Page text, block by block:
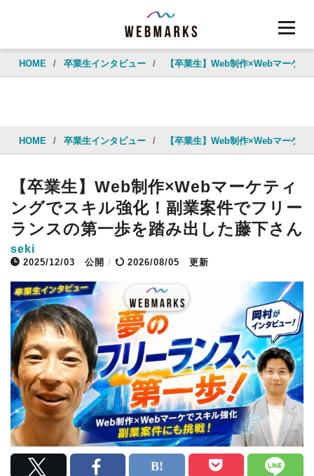
HOME / 卒業生インタビュー / 【卒業生】Web制作×Webマーケ
HOME / 卒業生インタビュー / 【卒業生】Web制作×Webマーケ
【卒業生】Web制作×Webマーケティ
ングでスキル強化！副業案件でフリー
ランスの第一歩を踏み出した藤下さん
seki
2025/12/03 公開 / 2026/08/05 更新